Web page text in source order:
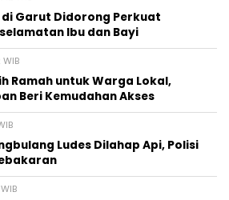
di Garut Didorong Perkuat
Ibu dan Bayi
Ramah untuk Warga Lokal,
Beri Kemudahan Akses
Ludes Dilahap Api, Polisi